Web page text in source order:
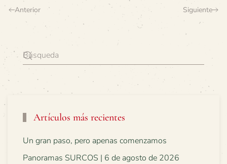
Anterior Siguiente
Artículos más recientes
Un gran paso, pero apenas comenzamos
Panoramas SURCOS | 6 de agosto de 2026